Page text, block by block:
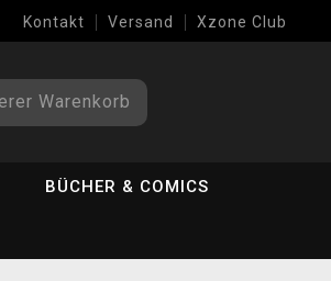
Kontakt Versand Xzone Club
Warenkorb
BÜCHER & COMICS